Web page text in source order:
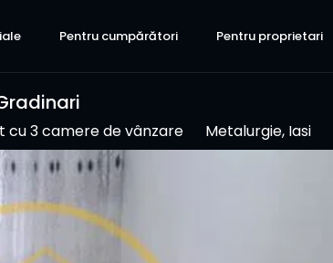
Pentru cumpărători Pentru proprietari
3 camere de vânzare Metalurgie, Iasi